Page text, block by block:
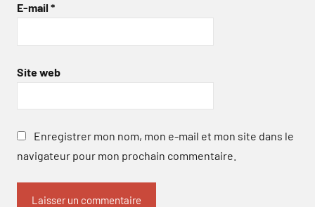
E-mail *
Site web
Enregistrer mon nom, mon e-mail et mon site dans le
navigateur pour mon prochain commentaire.